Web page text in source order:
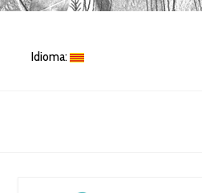
Idioma: